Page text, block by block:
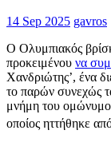
14 Sep 2025 gavros
Ο Ολυμπιακός
προκειμένου να
Χανδριώτης’, ένα
το παρών συνεχώς
μνήμη του
οποίος ηττήθηκε